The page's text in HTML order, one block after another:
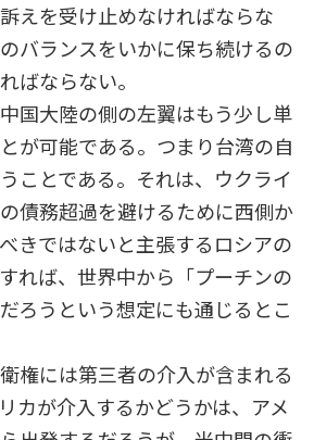
えを受け止めなければならな
バランスをいかに保ち続けるの
ばならない。
国大陸の側の左翼はもう少し単
が可能である。つまり台湾の自
ことである。それは、ウクライ
債務超過を避けるために西側か
きではないと主張するロシアの
れば、世界中から「プーチンの
ろうという想定にも通じるとこ
権には第三者の介入が含まれる
カが介入するかどうかは、アメ